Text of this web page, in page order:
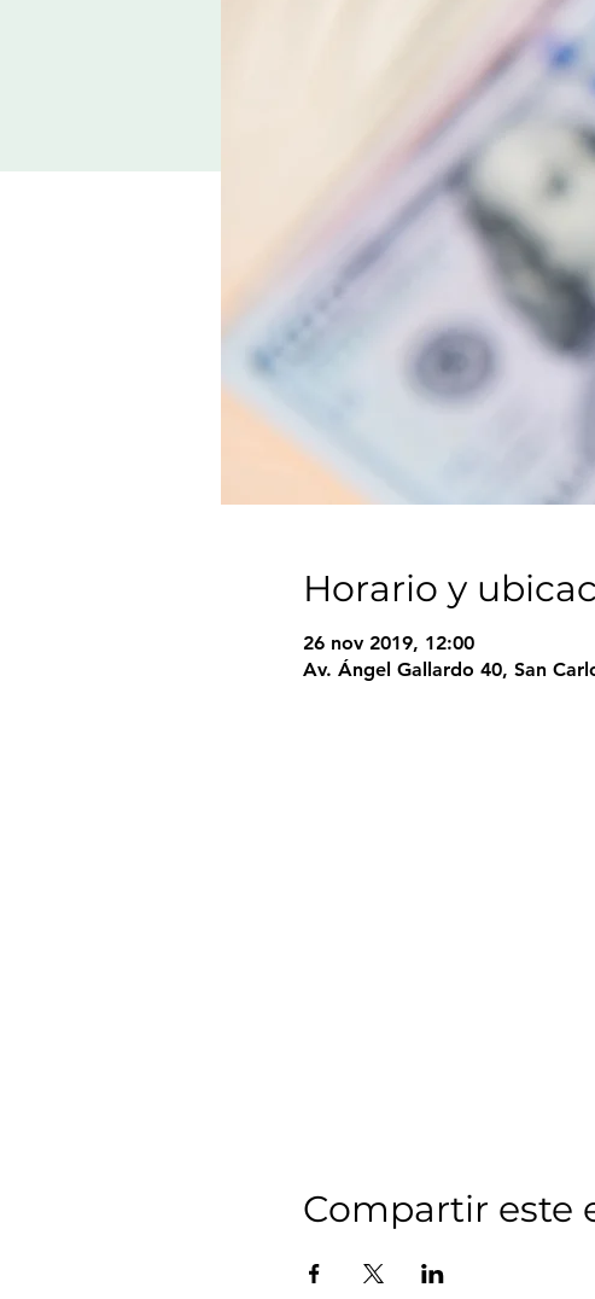
Horario y
26 nov 2019, 12:00
Av. Ángel Gallardo 40, San
Compartir este